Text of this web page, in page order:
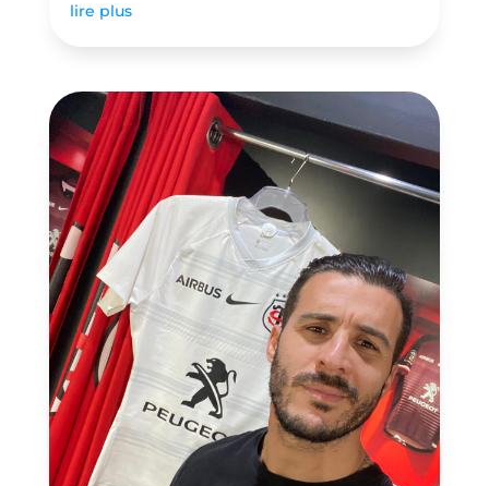
lire plus